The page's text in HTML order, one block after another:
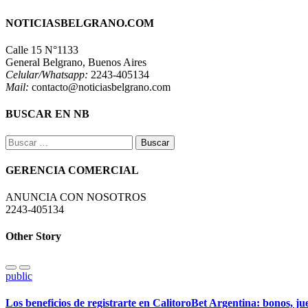
NOTICIASBELGRANO.COM
Calle 15 N°1133
General Belgrano, Buenos Aires
Celular/Whatsapp: 2243-405134
Mail: contacto@noticiasbelgrano.com
BUSCAR EN NB
Buscar:
GERENCIA COMERCIAL
ANUNCIA CON NOSOTROS
2243-405134
Other Story
public
Los beneficios de registrarte en CalitoroBet Argentina: bonos,